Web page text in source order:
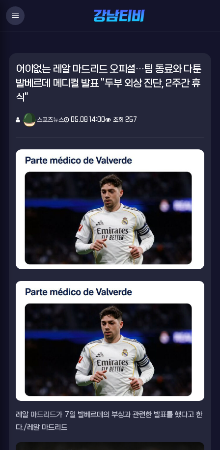
menu
어이없는 레알 마드리드 오피셜…팀 동료와 다툰
발베르데 메디컬 발표 "두부 외상 진단, 2주간 휴
식"
스포츠뉴스 05.08 14:00 조회 257
레알 마드리드가 7일 발베르데의 부상과 관련한 발표를 했다고 한
다./레알 마드리드